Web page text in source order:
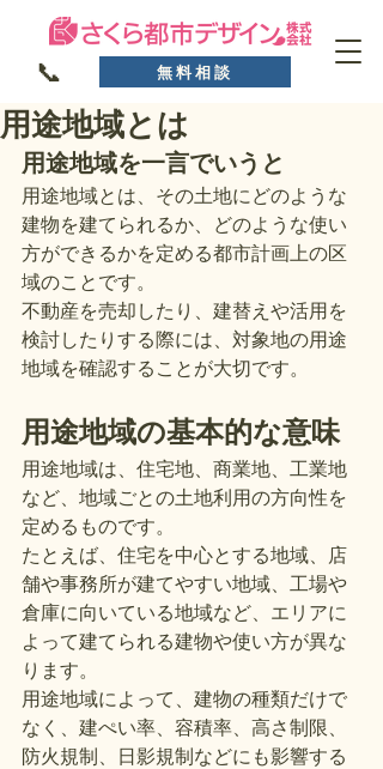
📞 無料相談
用途地域とは
用途地域を一言でいうと
用途地域とは、その土地にどのような
建物を建てられるか、どのような使い
方ができるかを定める都市計画上の区
域のことです。
不動産を売却したり、建替えや活用を
検討したりする際には、対象地の用途
地域を確認することが大切です。
用途地域の基本的な意味
用途地域は、住宅地、商業地、工業地
など、地域ごとの土地利用の方向性を
定めるものです。
たとえば、住宅を中心とする地域、店
舗や事務所が建てやすい地域、工場や
倉庫に向いている地域など、エリアに
よって建てられる建物や使い方が異な
ります。
用途地域によって、建物の種類だけで
なく、建ぺい率、容積率、高さ制限、
防火規制、日影規制などにも影響する